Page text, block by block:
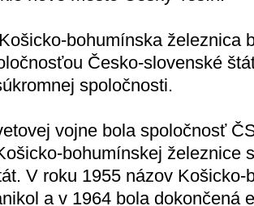
bohumínska železnica
Česko-slovenské
spoločnosti.
vojne bola spoločnosť
bohumínskej železnice
V roku 1955 názov Košicko-
a v 1964 bola dokončená